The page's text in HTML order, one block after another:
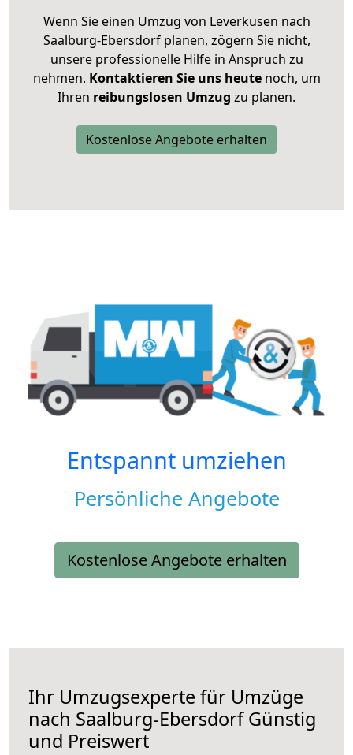
Wenn Sie einen Umzug von Leverkusen nach
Saalburg-Ebersdorf planen, zögern Sie nicht,
unsere professionelle Hilfe in Anspruch zu
nehmen. Kontaktieren Sie uns heutenoch, um
Ihren reibungslosen Umzug zu planen.
Kostenlose Angebote erhalten
Entspannt umziehen
Persönliche Angebote
Kostenlose Angebote erhalten
Ihr Umzugsexperte für Umzüge
nach Saalburg-EbersdorfGünstig
und Preiswert